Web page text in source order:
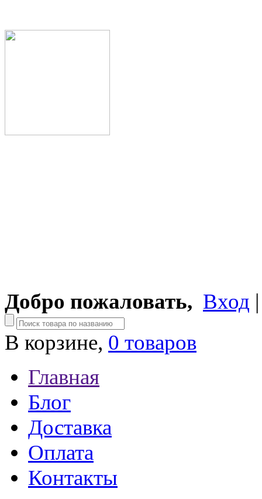
Добро пожаловать, Вход
В корзине, 0 товаров
Главная
Блог
Доставка
Оплата
Контакты